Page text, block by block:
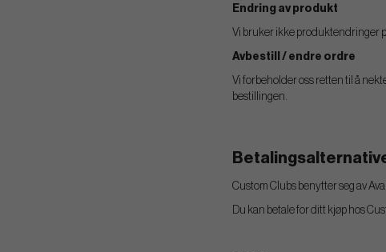
Endring av produkt
Vi bruker ikke produktendringer
Avbestill / endre ordre
Vi forbeholder oss retten til å
bestillingen.
Custom Clubs benytter seg av
Du kan betale for ditt kjøp hos